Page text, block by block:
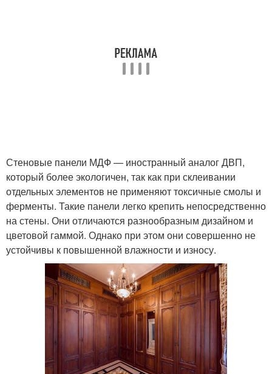
Стеновые панели МДФ — иностранный аналог ДВП,
который более экологичен, так как при склеивании
отдельных элементов не применяют токсичные смолы и
ферменты. Такие панели легко крепить непосредственно
на стены. Они отличаются разнообразным дизайном и
цветовой гаммой. Однако при этом они совершенно не
устойчивы к повышенной влажности и износу.